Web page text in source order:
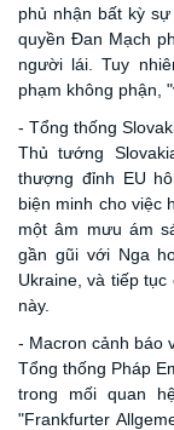
phủ nhận bất kỳ
quyền Đan Mạch
người lái. Tuy
phạm không phận,
- Tổng thống
Thủ tướng
thượng đỉnh EU
biện minh cho việc
một âm mưu ám
gần gũi với Nga
Ukraine, và tiếp
này.
- Macron cảnh báo
Tổng thống Pháp
trong mối quan
"Frankfurter